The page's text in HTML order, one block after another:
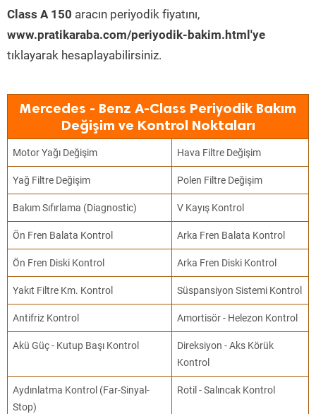
Class A 150 aracın periyodik fiyatını,
www.pratikaraba.com/periyodik-bakim.html'ye
tıklayarak hesaplayabilirsiniz.
Mercedes - Benz A-Class Periyodik Bakım
Değişim ve Kontrol Noktaları
Motor Yağı Değişim Hava Filtre Değişim
Yağ Filtre Değişim Polen Filtre Değişim
Bakım Sıfırlama (Diagnostic) V Kayış Kontrol
Ön Fren Balata Kontrol Arka Fren Balata Kontrol
Ön Fren Diski Kontrol Arka Fren Diski Kontrol
Yakıt Filtre Km. Kontrol Süspansiyon Sistemi Kontrol
Antifriz Kontrol Amortisör - Helezon Kontrol
Akü Güç - Kutup Başı Kontrol
Direksiyon - Aks Körük
Kontrol
Aydınlatma Kontrol (Far-Sinyal-
Stop)
Rotil - Salıncak Kontrol